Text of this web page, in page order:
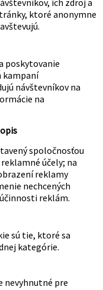
Google na
používateľov.
cookie _gid
o tom, ako
používajú
stránku, a
vytvára
správu o
webovej
lokality. Niektoré zo
zahŕňajú počet
ich zdroj a
ktoré anonymne
poskytovanie
kampaní
návštevníkov na
na